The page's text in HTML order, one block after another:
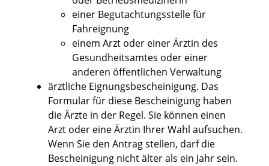
einer Begutachtungsstelle für
Fahreignung
einem Arzt oder einer Ärztin des
Gesundheitsamtes oder einer
anderen öffentlichen Verwaltung
ärztliche Eignungsbescheinigung. Das
Formular für diese Bescheinigung haben
die Ärzte in der Regel. Sie können einen
Arzt oder eine Ärztin Ihrer Wahl aufsuchen.
Wenn Sie den Antrag stellen, darf die
Bescheinigung nicht älter als ein Jahr sein.